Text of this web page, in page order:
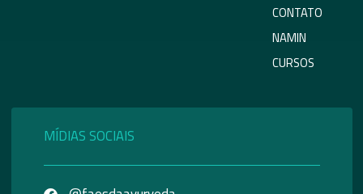
CONTATO
NAMIN
CURSOS
MÍDIAS SOCIAIS